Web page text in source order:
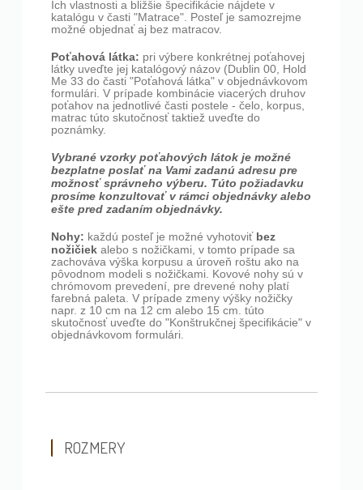
Ich vlastnosti a bližšie špecifikácie nájdete v
katalógu v časti "Matrace". Posteľ je samozrejme
možné objednať aj bez matracov.
Poťahová látka: pri výbere konkrétnej poťahovej
látky uveďte jej katalógový názov (Dublin 00, Hold
Me 33 do časti "Poťahová látka" v objednávkovom
formulári. V prípade kombinácie viacerých druhov
poťahov na jednotlivé časti postele - čelo, korpus,
matrac túto skutočnosť taktiež uveďte do
poznámky.
Vybrané vzorky poťahových látok je možné
bezplatne poslať na Vami zadanú adresu pre
možnosť správneho výberu. Túto požiadavku
prosíme konzultovať v rámci objednávky alebo
ešte pred zadaním objednávky.
Nohy: každú posteľ je možné vyhotoviť bez
nožičiek alebo s nožičkami, v tomto prípade sa
zachováva výška korpusu a úroveň roštu ako na
pôvodnom modeli s nožičkami. Kovové nohy sú v
chrómovom prevedení, pre drevené nohy platí
farebná paleta. V prípade zmeny výšky nožičky
napr. z 10 cm na 12 cm alebo 15 cm. túto
skutočnosť uveďte do "Konštrukčnej špecifikácie" v
objednávkovom formulári.
ROZMERY